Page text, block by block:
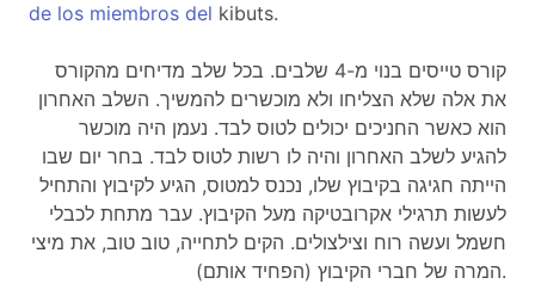
de los miembros del kibuts.
קורס טייסים בנוי מ-4 שלבים. בכל שלב מדיחים מהקורס
את אלה שלא הצליחו ולא מוכשרים להמשיך. השלב האחרון
הוא כאשר החניכים יכולים לטוס לבד. נעמן היה מוכשר
להגיע לשלב האחרון והיה לו רשות לטוס לבד. בחר יום שבו
הייתה חגיגה בקיבוץ שלו, נכנס למטוס, הגיע לקיבוץ והתחיל
לעשות תרגילי אקרובטיקה מעל הקיבוץ. עבר מתחת לכבלי
חשמל ועשה רוח וצילצולים. הקים לתחייה, טוב טוב, את מיצי
המרה של חברי הקיבוץ (הפחיד אותם).